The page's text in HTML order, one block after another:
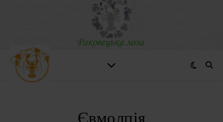
Євмолпія